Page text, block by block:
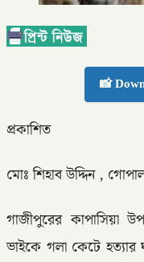
📸
প্রকাশিত
মোঃ শিহাব উদ্দিন ,
গাজীপুরের কাপাসিয়া
ভাইকে গলা কেটে হত্যার